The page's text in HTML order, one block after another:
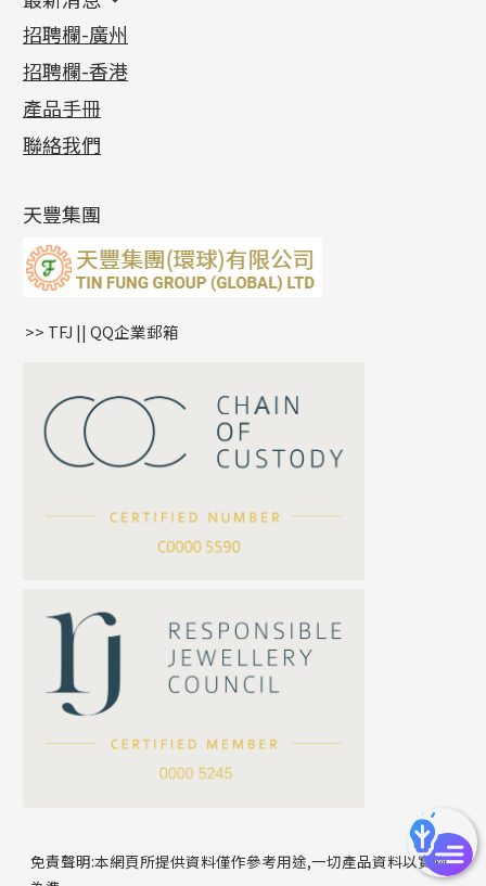
公司名稱
聯絡電話
管狀網鏈
十字車花鏈系列
十字閃O鏈系列
十字錘打鏈系列
側身車花鏈系列
側身鏈系列
雙十字鏈系列
水波鏈系列
蛇骨鏈系列
鏈尾系列
嘴唇鏈系列
S車花鏈系列
珍珠鏈系列
坦克鏈系列
滿天星鏈系列
方假繩鏈系列
卷迫系列
螺絲迫系列
梅花迫系列
平臺迫系列
綫拍系列
美拍系列
耳環扣系列
耳綫/耳鈎系列
耳環爪頭
耳環
鏈類配件
動感車花吊墜
調節珠系列
生圈扣系列
龍蝦扣系列
鴨俐制系列
字母吊墜
相盒吊墜
項鏈吊墜
生肖吊墜
星座吊墜
珠扣
其他類配件
珠盤系列
袖口鈕系列
焊片及鐳射綫
空心車花管
珠類配件
無孔光身珠
空心光身珠
無孔批花珠
四爪頭系列
六爪頭系列
車花片
動感車花片
鑲口戒指
鑲口手鏈系列
首飾系列
手镯系列
戒指系列
空心耳環
空心车花管首饰链
空心手鐲系列
貴金屬原料
千足金
記憶金屬系列
記憶戒指
拉簧珠珠手鏈
記憶鈦手鐲
最新消息
各項證書(2)
相片集(9)
展覽會資訊
最新產品資訊
招聘欄-廣州
招聘欄-香港
產品手冊
聯絡我們
天豐集團
>> TFJ || QQ企業郵箱
免責聲明:本網頁所提供資料僅作參考用途,一切產品資料以實物